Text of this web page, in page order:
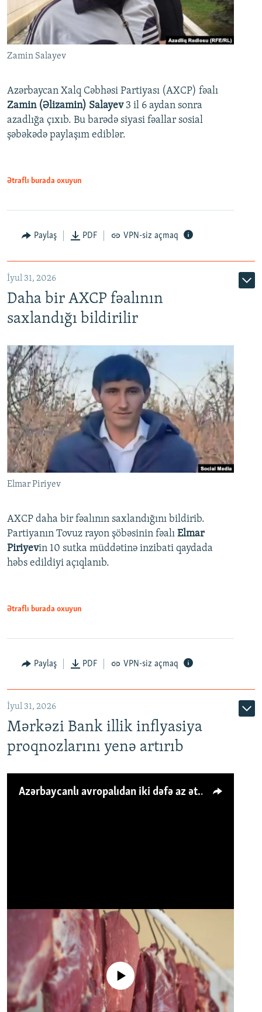
Zamin Salayev
Azərbaycan Xalq Cəbhəsi Partiyası (AXCP) fəalı
Zamin (Əlizamin) Salayev 3 il 6 aydan sonra
azadlığa çıxıb. Bu barədə siyasi fəallar sosial
şəbəkədə paylaşım ediblər.
Ətraflı burada oxuyun
Paylaş PDF VPN-siz açmaq
İyul 31, 2026
Daha bir AXCP fəalının
saxlandığı bildirilir
Elmar Piriyev
AXCP daha bir fəalının saxlandığını bildirib.
Partiyanın Tovuz rayon şöbəsinin fəalı Elmar
Piriyevin 10 sutka müddətinə inzibati qaydada
həbs edildiyi açıqlanıb.
Ətraflı burada oxuyun
Paylaş PDF VPN-siz açmaq
İyul 31, 2026
Mərkəzi Bank illik inflyasiya
proqnozlarını yenə artırıb
Azərbaycanlı avropalıdan iki dəfə az ət yeyir, amma... 'Qiymət artımı qaçılmazdır'
No media source currently available